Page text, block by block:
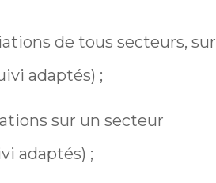
de tous secteurs, sur
adaptés) ;
sur un secteur
adaptés) ;